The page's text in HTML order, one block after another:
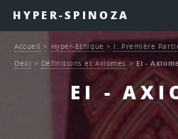
HYPER-SPINOZA
EI -
Accueil > Hyper-Ethique > I. Première
Deo) > Définitions et Axiomes >EI -